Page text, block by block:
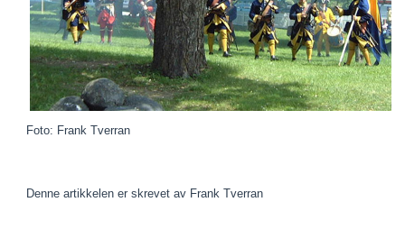
Foto: Frank Tverran
Denne artikkelen er skrevet av Frank Tverran